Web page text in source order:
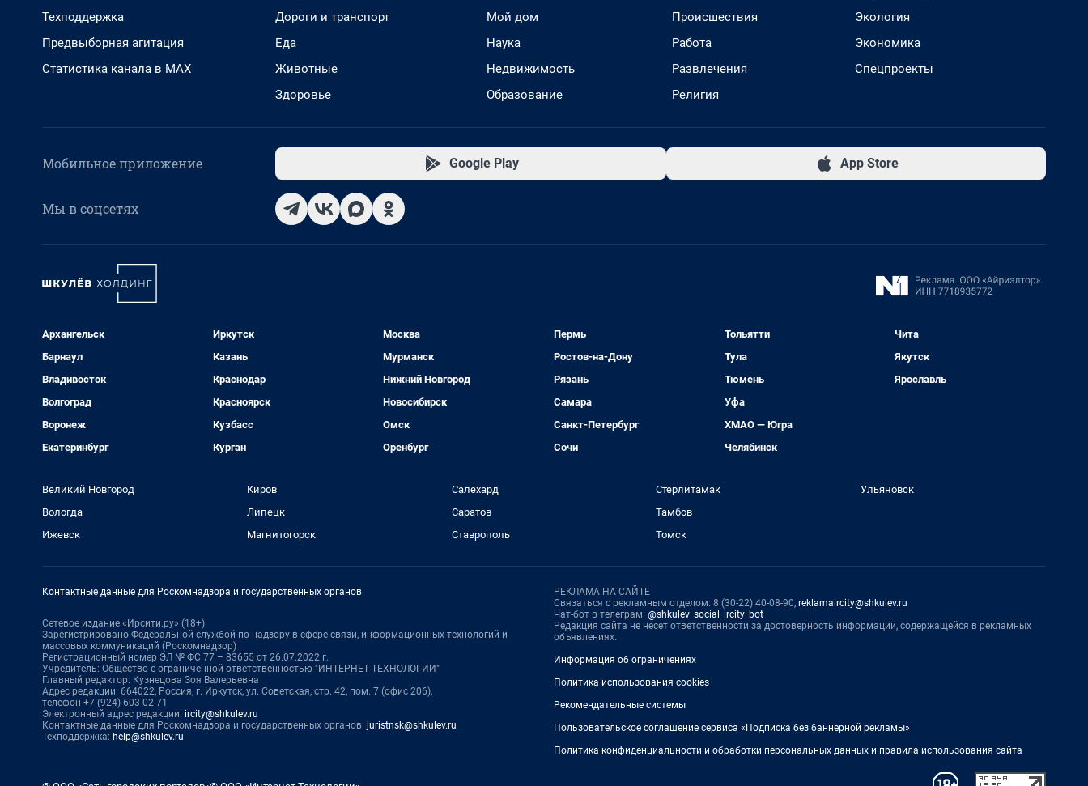
Техподдержка
Предвыборная агитация
Статистика канала в MAX
Дороги и транспорт
Еда
Животные
Здоровье
Мой дом
Наука
Недвижимость
Образование
Происшествия
Работа
Развлечения
Религия
Экология
Экономика
Спецпроекты
Мобильное приложение Google Play App Store
Мы в соцсетях
Архангельск
Барнаул
Владивосток
Волгоград
Воронеж
Екатеринбург
Иркутск
Казань
Краснодар
Красноярск
Кузбасс
Курган
Москва
Мурманск
Нижний Новгород
Новосибирск
Омск
Оренбург
Пермь
Ростов-на-Дону
Рязань
Самара
Санкт-Петербург
Сочи
Тольятти
Тула
Тюмень
Уфа
ХМАО — Югра
Челябинск
Чита
Якутск
Ярославль
Великий Новгород
Вологда
Ижевск
Киров
Липецк
Магнитогорск
Салехард
Саратов
Ставрополь
Стерлитамак
Тамбов
Томск
Ульяновск
Контактные данные для Роскомнадзора и государственных органов
Сетевое издание «Ирсити.ру» (18+)
Зарегистрировано Федеральной службой по надзору в сфере связи, информационных технологий и
массовых коммуникаций (Роскомнадзор)
Регистрационный номер ЭЛ № ФС 77 – 83655 от 26.07.2022 г.
Учредитель: Общество с ограниченной ответственностью "ИНТЕРНЕТ ТЕХНОЛОГИИ"
Главный редактор: Кузнецова Зоя Валерьевна
Адрес редакции: 664022, Россия, г. Иркутск, ул. Советская, стр. 42, пом. 7 (офис 206),
телефон +7 (924) 603 02 71
Электронный адрес редакции: ircity@shkulev.ru
Контактные данные для Роскомнадзора и государственных органов: juristnsk@shkulev.ru
Техподдержка: help@shkulev.ru
РЕКЛАМА НА САЙТЕ
Связаться с рекламным отделом: 8 (30-22) 40-08-90, reklamaircity@shkulev.ru
Чат-бот в телеграм: @shkulev_social_ircity_bot
Редакция сайта не несет ответственности за достоверность информации, содержащейся в рекламных
объявлениях.
Информация об ограничениях
Политика использования cookies
Рекомендательные системы
Пользовательское соглашение сервиса «Подписка без баннерной рекламы»
Политика конфиденциальности и обработки персональных данных и правила использования сайта